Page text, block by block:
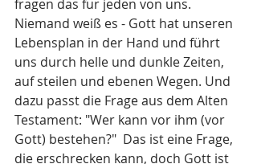
fragen das für jeden von uns.
Niemand weiß es - Gott hat unseren
Lebensplan in der Hand und führt
uns durch helle und dunkle Zeiten,
auf steilen und ebenen Wegen. Und
dazu passt die Frage aus dem Alten
Testament: "Wer kann vor ihm (vor
Gott) bestehen?"  Das ist eine Frage,
die erschrecken kann, doch Gott ist